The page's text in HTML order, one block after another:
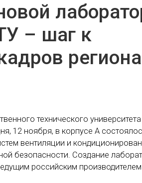
– шаг к
региона
технического
12 ноября, в корпусе А
вентиляции и
безопасности. Создание
российским